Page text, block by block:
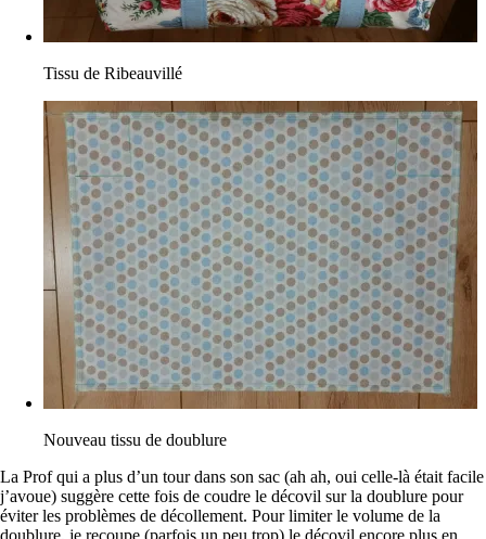
Tissu de Ribeauvillé
Nouveau tissu de doublure
La Prof qui a plus d’un tour dans son sac (ah ah, oui celle-là était facile
j’avoue) suggère cette fois de coudre le décovil sur la doublure pour
éviter les problèmes de décollement. Pour limiter le volume de la
doublure, je recoupe (parfois un peu trop) le décovil encore plus en